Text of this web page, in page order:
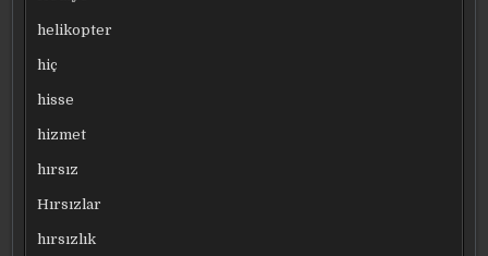
helikopter
hiç
hisse
hizmet
hırsız
Hırsızlar
hırsızlık